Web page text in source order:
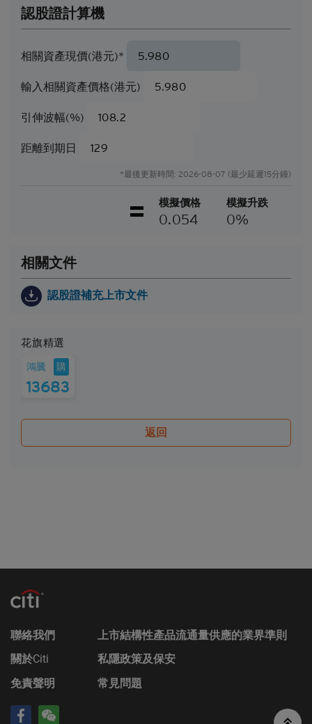
閣下可能無法收回部份或甚至全部應收款項
投資結構性產品，所依賴的是發行人的信譽。結構性
失。結構性產品於二級市場的流通性亦是無法預測
的。花旗環球金融亞洲有限公司或會是結構性產品的
唯一流通量提供者。本香港網站所載的任何見解、預
測或估計構成資料登載當日的判斷，不能保證日後的
業績或事件會與當中的任何見解、預測或估計一致。
閣下應當慎防實際業績可能會與任何前瞻性陳述所載
遵守基本上市文件（包括其任何增編）所載牛熊證條
在觀察期內達到贖回價/贖回水平時，牛熊證將自動
終止。在該情況下，閣下將不會收到任何現金付款
現金付款（如屬R類牛熊證）。
因此，有意投資的人士應當確保其本人明白結構性產
品的性質及風險，如果情況適用，亦應徵詢其本人的
法律、稅務、會計、財務及其他專業顧問，確保任何
情況及財務狀況。對於因認購或購買結構性產品而產
生的任何財務或其他方面的後果，Citigroup概不承擔
任何受託責任或法律責任。
就每次發行的結構性產品而言，閣下應當細閱及瞭解
其任何增編）和相關補充上市文件所載有關發行人的
財務及其他資料。該等文件可在保薦人花旗環球金融
亞洲有限公司的辦事處索取，地址為香港中環花園道
無法律責任
對於因使用本香港網站或其內容而產生或因此而涉及
原因導致的）責任。在不損害前述的一般情況下，
網站上登載的任何資料的任何中斷、不準確、錯誤或
遺漏（不論任何原因）或由此而引起的各類損害承擔
任何責任。此外，互聯網上或電子郵件的通訊並非穩
認股證計算機
相關資產現價(港元)*
輸入相關資產價格(港元)
引伸波幅(%)
距離到期日
*最後更新時間: 2026-08-07 (最少延遲15分鐘)
模擬價格
0.054
模擬升跌
0%
相關文件
認股證補充上市文件
花旗精選
鴻騰 購
13683
返回
聯絡我們
上市結構性產品流通量供應的業界準則
關於Citi
私隱政策及保安
免責聲明
常見問題